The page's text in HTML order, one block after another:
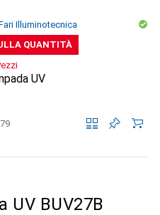
Illuminotecnica
QUANTITÀ
UV
79
UV BUV27B